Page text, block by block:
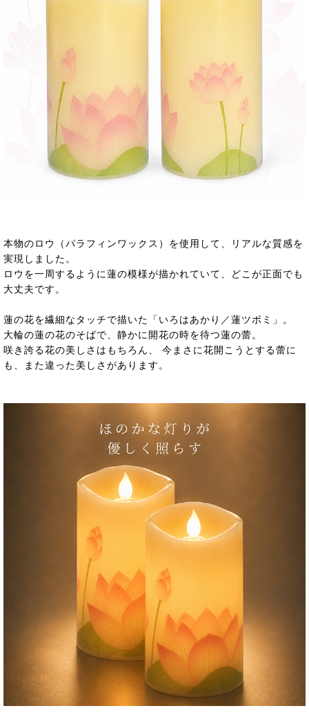
本物のロウ（パラフィンワックス）を使用して、リアルな質感を
実現しました。
ロウを一周するように蓮の模様が描かれていて、どこが正面でも
大丈夫です。
蓮の花を繊細なタッチで描いた「いろはあかり／蓮ツボミ」。
大輪の蓮の花のそばで、静かに開花の時を待つ蓮の蕾。
咲き誇る花の美しさはもちろん、 今まさに花開こうとする蕾に
も、また違った美しさがあります。